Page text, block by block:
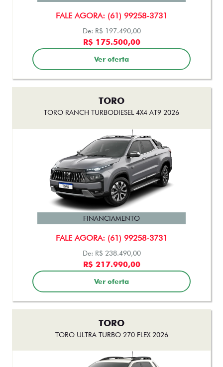
Ver oferta
FALE AGORA: (61) 99258-3731
FINANCIAMENTO
De: R$ 238.490,00
R$ 217.990,00
Ver oferta